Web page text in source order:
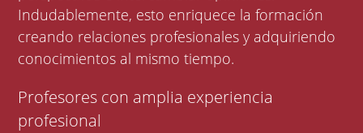
Indudablemente, esto enriquece la formación
creando relaciones profesionales y adquiriendo
conocimientos al mismo tiempo.
Profesores con amplia experiencia
profesional